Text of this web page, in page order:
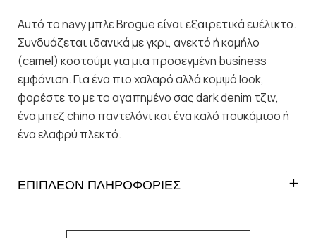
Αυτό το navy μπλε Brogue είναι εξαιρετικά ευέλικτο.
Συνδυάζεται ιδανικά με γκρι, ανεκτό ή καμήλο
(camel) κοστούμι για μια προσεγμένη business
εμφάνιση. Για ένα πιο χαλαρό αλλά κομψό look,
φορέστε το με το αγαπημένο σας dark denim τζιν,
ένα μπεζ chino παντελόνι και ένα καλό πουκάμισο ή
ένα ελαφρύ πλεκτό.
ΕΠΙΠΛΕΟΝ ΠΛΗΡΟΦΟΡΙΕΣ